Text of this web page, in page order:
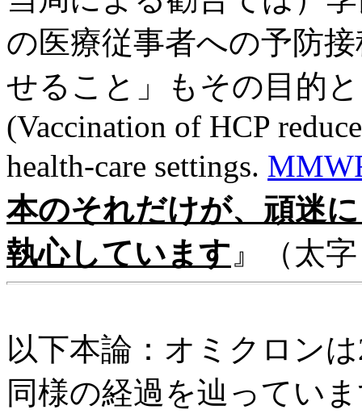
の医療従事者への予防
せること」もその目的
(Vaccination of HCP
health-care settings.
本のそれだけが、頑迷
執心しています 』（太
以下本論：オミクロン
同様の経過を辿ってい